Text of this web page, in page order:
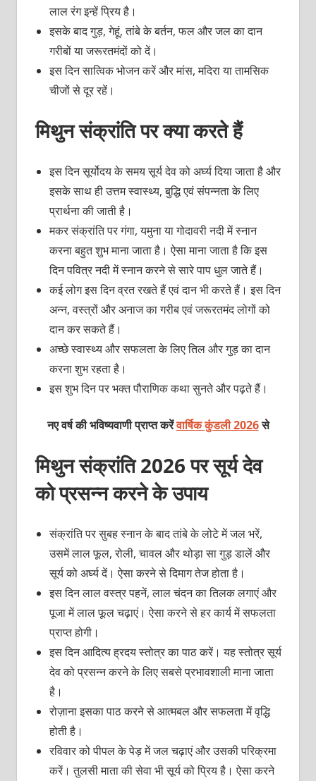
लाल रंग इन्हें प्रिय है।
इसके बाद गुड़, गेहूं, तांबे के बर्तन, फल और जल का दान
गरीबों या जरूरतमंदों को दें।
इस दिन सात्विक भोजन करें और मांस, मदिरा या तामसिक
चीजों से दूर रहें।
मिथुन संक्रांति पर क्‍या करते हैं
इस दिन सूर्योदय के समय सूर्य देव को अर्घ्‍य दिया जाता है और
इसके साथ ही उत्तम स्‍वास्‍थ्‍य, बुद्धि एवं संपन्‍नता के लिए
प्रार्थना की जाती है।
मकर संक्रांति पर गंगा, यमुना या गोदावरी नदी में स्‍नान
करना बहुत शुभ माना जाता है। ऐसा माना जाता है कि इस
दिन पवित्र नदी में स्‍नान करने से सारे पाप धुल जाते हैं।
कई लोग इस दिन व्रत रखते हैं एवं दान भी करते हैं। इस दिन
अन्‍न, वस्‍त्रों और अनाज का गरीब एवं जरूरतमंद लोगों को
दान कर सकते हैं।
अच्‍छे स्‍वास्‍थ्‍य और सफलता के लिए तिल और गुड़ का दान
करना शुभ रहता है।
इस शुभ दिन पर भक्‍त पौराणिक कथा सुनते और पढ़ते हैं।
नए वर्ष की भविष्यवाणी प्राप्त करेंवार्षिक कुंडली 2026से
मिथुन संक्रांति 2026 पर सूर्य देव
को प्रसन्‍न करने के उपाय
संक्रांति पर सुबह स्नान के बाद तांबे के लोटे में जल भरें,
उसमें लाल फूल, रोली, चावल और थोड़ा सा गुड़ डालें और
सूर्य को अर्घ्य दें। ऐसा करने से दिमाग तेज होता है।
इस दिन लाल वस्त्र पहनें, लाल चंदन का तिलक लगाएं और
पूजा में लाल फूल चढ़ाएं। ऐसा करने से हर कार्य में सफलता
प्राप्त होगी।
इस दिन आदित्य ह्रदय स्तोत्र का पाठ करें। यह स्तोत्र सूर्य
देव को प्रसन्न करने के लिए सबसे प्रभावशाली माना जाता
है।
रोज़ाना इसका पाठ करने से आत्मबल और सफलता में वृद्धि
होती है।
रविवार को पीपल के पेड़ में जल चढ़ाएं और उसकी परिक्रमा
करें। तुलसी माता की सेवा भी सूर्य को प्रिय है। ऐसा करने